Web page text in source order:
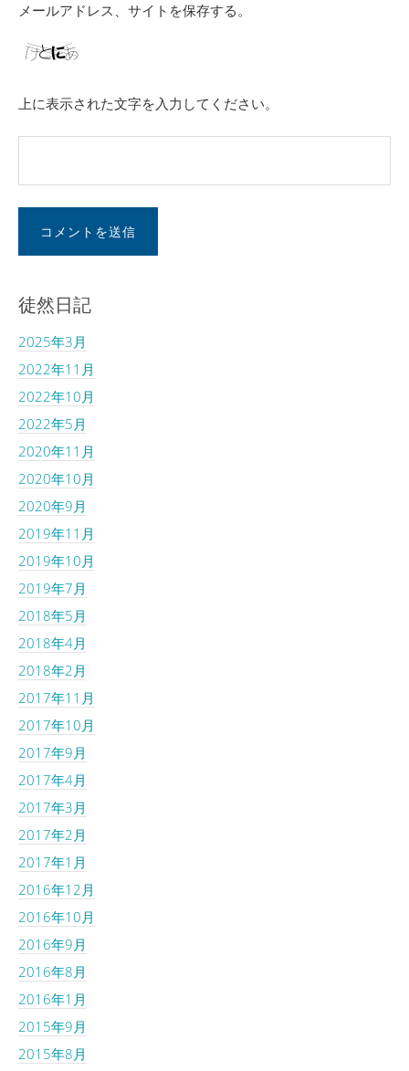
メールアドレス、サイトを保存する。
上に表示された文字を入力してください。
徒然日記
2025年3月
2022年11月
2022年10月
2022年5月
2020年11月
2020年10月
2020年9月
2019年11月
2019年10月
2019年7月
2018年5月
2018年4月
2018年2月
2017年11月
2017年10月
2017年9月
2017年4月
2017年3月
2017年2月
2017年1月
2016年12月
2016年10月
2016年9月
2016年8月
2016年1月
2015年9月
2015年8月